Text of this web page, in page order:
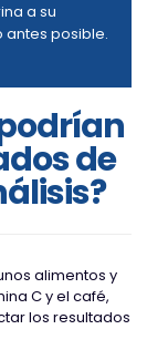
a su
posible.
de
alimentos y
C y el café,
los resultados